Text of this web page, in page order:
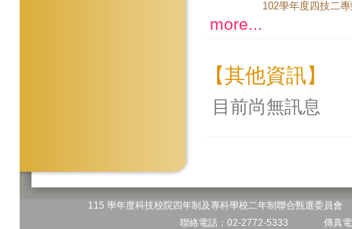
more...
【其他資訊】
目前尚無訊息
115 學年度科技校院四年制及專科學校二年制聯合甄選委員
聯絡電話：02-2772-5333 傳真